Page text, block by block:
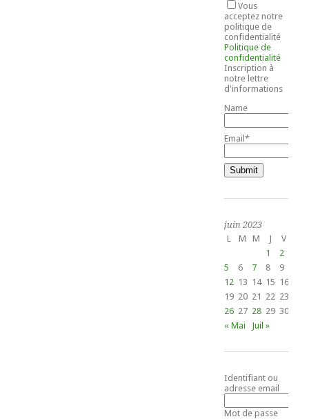
Vous
acceptez notre
politique de
confidentialité
Politique de
confidentialité
Inscription à
notre lettre
d'informations
Name
Email*
juin 2023
L
M M J V
1
2
5
6 7 8 9
12 13 14 15 16
19 20 21 22 23
26 27 28 29 30
« Mai
Juil »
Identifiant ou
adresse email
Mot de passe